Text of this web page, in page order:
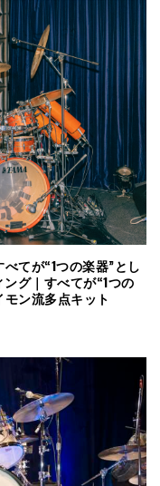
てが“1つの楽器”とし
グ｜すべてが“1つの
ン流多点キット